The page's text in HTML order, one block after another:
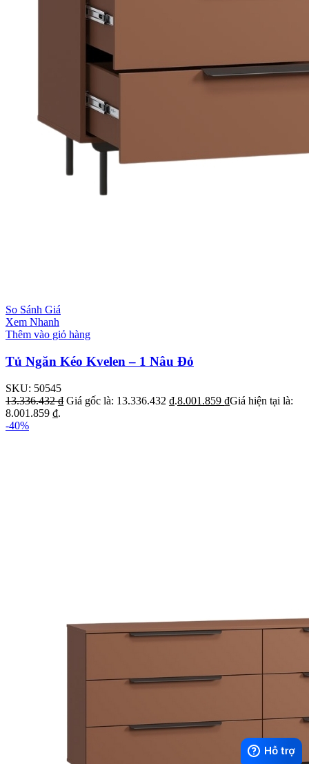
So Sánh Giá
Xem Nhanh
Thêm vào giỏ hàng
Tủ Ngăn Kéo Kvelen – 1 Nâu Đỏ
SKU: 50545
13.336.432₫ Giá gốc là: 13.336.432 ₫.8.001.859 ₫Giá hiện tại là:
8.001.859 ₫.
-40%